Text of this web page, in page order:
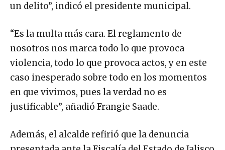
un delito”, indicó el presidente municipal.
“Es la multa más cara. El reglamento de
nosotros nos marca todo lo que provoca
violencia, todo lo que provoca actos, y en este
caso inesperado sobre todo en los momentos
en que vivimos, pues la verdad no es
justificable”, añadió Frangie Saade.
Además, el alcalde refirió que la denuncia